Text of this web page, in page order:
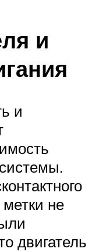
и
и
не
двигатель